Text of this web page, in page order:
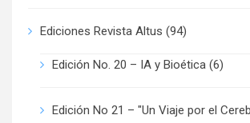
Ediciones Revista Altus (94)
Edición No. 20 – IA y Bioética (6)
Edición No 21 – "Un Viaje por el